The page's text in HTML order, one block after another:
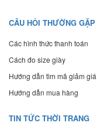
CÂU HỎI THƯỜNG GẶP
Các hình thức thanh toán
Cách đo size giày
Hướng dẫn tìm mã giảm giá
Hướng dẫn mua hàng
TIN TỨC THỜI TRANG